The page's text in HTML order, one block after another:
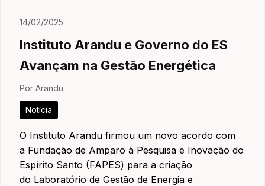
14/02/2025
Instituto Arandu e Governo do ES
Avançam na Gestão Energética
Por Arandu
Notícia
O Instituto Arandu firmou um novo acordo com
a Fundação de Amparo à Pesquisa e Inovação do
Espírito Santo (FAPES) para a criação
do Laboratório de Gestão de Energia e